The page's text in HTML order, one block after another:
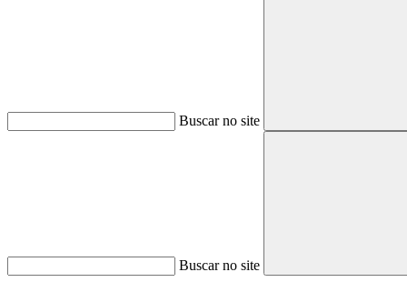
Buscar no site
Buscar no site